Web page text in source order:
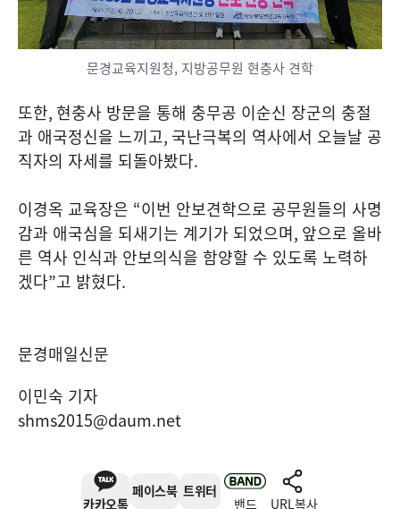
문경교육지원청, 지방공무원 현충사 견학
또한, 현충사 방문을 통해 충무공 이순신 장군의 충절
과 애국정신을 느끼고, 국난극복의 역사에서 오늘날 공
직자의 자세를 되돌아봤다.
이경옥 교육장은 “이번 안보견학으로 공무원들의 사명
감과 애국심을 되새기는 계기가 되었으며, 앞으로 올바
른 역사 인식과 안보의식을 함양할 수 있도록 노력하
겠다”고 밝혔다.
문경매일신문
이민숙 기자
shms2015@daum.net
카카오톡
페이스북 트위터
밴드 URL복사